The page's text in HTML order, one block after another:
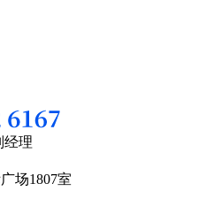
经理
场1807室